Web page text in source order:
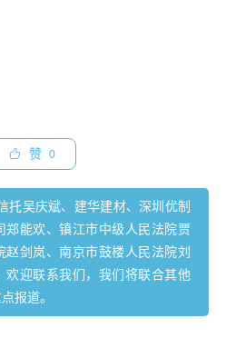
赞 0
托吴庆斌、建华建材、深圳优制
郑能欢、镇江市中级人民法院贾
赵剑岚、南京市鼓楼人民法院刘
欢迎联系我们，我们将联合其他
报道。